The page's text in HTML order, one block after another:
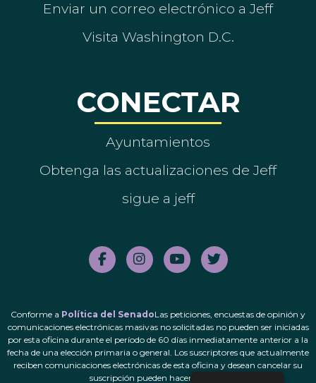
Enviar un correo electrónico a Jeff
Visita Washington D.C.
CONECTAR
Ayuntamientos
Obtenga las actualizaciones de Jeff
sigue a jeff
Conforme a Política del SenadoLas peticiones, encuestas de opinión y
comunicaciones electrónicas masivas no solicitadas no pueden ser iniciadas
por esta oficina durante el período de 60 días inmediatamente anterior a la
fecha de una elección primaria o general. Los suscriptores que actualmente
reciben comunicaciones electrónicas de esta oficina y desean cancelar su
suscripción pueden hacerlo.